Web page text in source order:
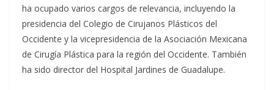
ha ocupado varios cargos de relevancia, incluyendo la
presidencia del Colegio de Cirujanos Plásticos del
Occidente y la vicepresidencia de la Asociación Mexicana
de Cirugía Plástica para la región del Occidente. También
ha sido director del Hospital Jardines de Guadalupe.